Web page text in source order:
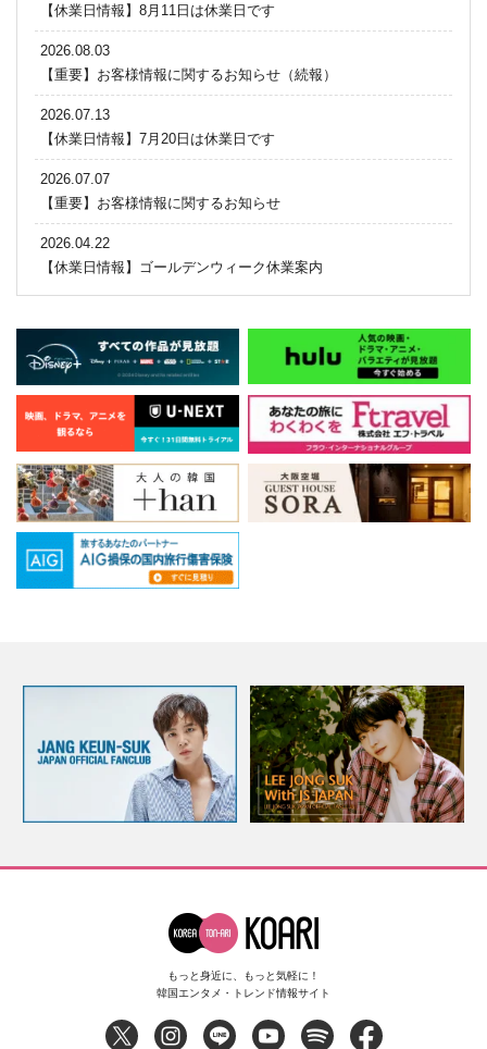
【休業日情報】8月11日は休業日です
2026.08.03
【重要】お客様情報に関するお知らせ（続報）
2026.07.13
【休業日情報】7月20日は休業日です
2026.07.07
【重要】お客様情報に関するお知らせ
2026.04.22
【休業日情報】ゴールデンウィーク休業案内
もっと身近に、もっと気軽に！
韓国エンタメ・トレンド情報サイト